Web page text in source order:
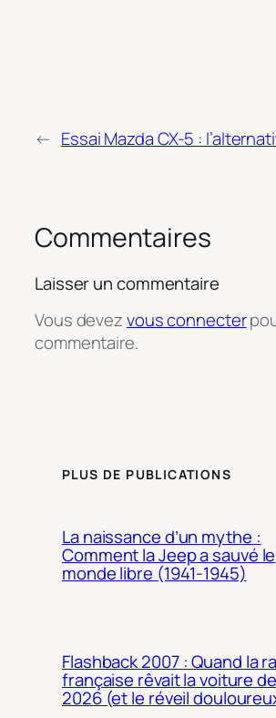
← Essai Mazda CX-5 :
Commentaires
Laisser un commentaire
Vous devezvous connecter
commentaire.
PLUS DE PUBLICATIONS
La naissance d’un mythe :
Comment la Jeep a sauvé le
monde libre (1941-1945)
Flashback 2007 : Quand la
française rêvait la voiture de
2026 (et le réveil